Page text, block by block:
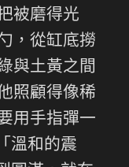
被磨得光
，從缸底撈
與土黃之間
照顧得像稀
用手指彈一
溫和的震